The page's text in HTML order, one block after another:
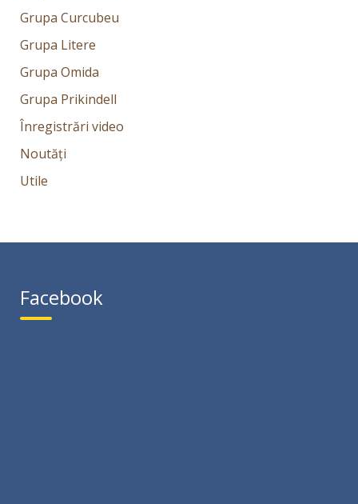
Grupa Curcubeu
Grupa Litere
Grupa Omida
Grupa Prikindell
Înregistrări video
Noutăți
Utile
Facebook